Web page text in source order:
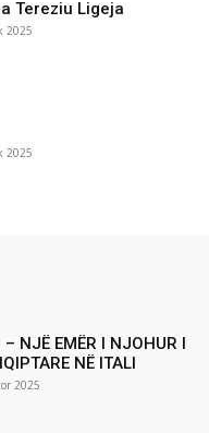
Tereziu Ligeja
2025
2025
NJË EMËR I NJOHUR I
NË ITALI
2025